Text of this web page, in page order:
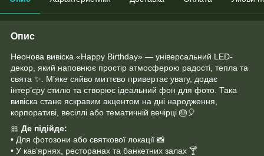
Опис
Неонова вивіска «Happy Birthday» — універсальний LED-
декор, який наповнює простір атмосферою радості, тепла та
свята ✨. М’яке сяйво миттєво привертає увагу, додає
інтер’єру стилю та створює ідеальний фон для фото. Така
вивіска стане яскравим акцентом на дні народження,
корпоративі, весіллі або тематичній вечірці 🎂🎈
🎀 Де підійде:
• Для фотозони або святкової локації 📸
• У кав’ярнях, ресторанах та банкетних залах 🍸